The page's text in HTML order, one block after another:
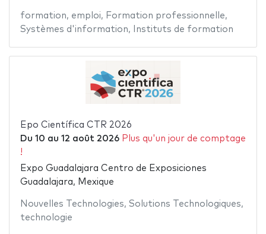
formation, emploi, Formation professionnelle,
Systèmes d'information, Instituts de formation
Epo Científica CTR 2026
Du 10 au 12 août 2026 Plus qu'un jour de comptage
!
Expo Guadalajara Centro de Exposiciones
Guadalajara, Mexique
Nouvelles Technologies, Solutions Technologiques,
technologie